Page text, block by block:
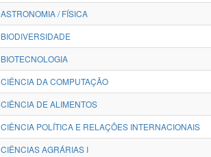
ASTRONOMIA / FÍSICA
BIODIVERSIDADE
BIOTECNOLOGIA
CIÊNCIA DA COMPUTAÇÃO
CIÊNCIA DE ALIMENTOS
CIÊNCIA POLÍTICA E RELAÇÕES INTERNACIONAIS
CIÊNCIAS AGRÁRIAS I